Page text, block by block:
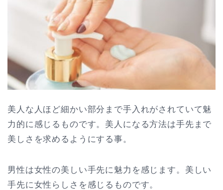
美人な人ほど細かい部分まで手入れがされていて魅
力的に感じるものです。美人になる方法は手先まで
美しさを求めるようにする事。
男性は女性の美しい手先に魅力を感じます。美しい
手先に女性らしさを感じるものです。